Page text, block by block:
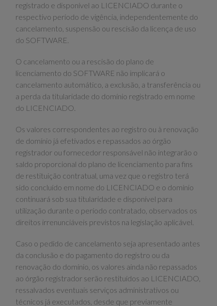
registrado e disponível ao LICENCIADO durante o
respectivo período de vigência, independentemente do
cancelamento, suspensão ou rescisão da licença de uso
do SOFTWARE.
O cancelamento ou a rescisão do plano de
licenciamento do SOFTWARE não implicará o
cancelamento automático, a exclusão, a transferência ou
a perda da titularidade do domínio registrado em nome
do LICENCIADO.
Os valores correspondentes ao registro ou à renovação
de domínio já efetivados e repassados ao órgão
registrador ou fornecedor responsável não integrarão o
saldo proporcional do plano de licenciamento para fins
de restituição contratual, uma vez que o registro terá
sido concluído em nome do LICENCIADO e o domínio
continuará sob sua titularidade e disponível para
utilização durante o período contratado, observados os
direitos irrenunciáveis previstos na legislação aplicável.
Caso o pedido de cancelamento seja apresentado antes
da conclusão e do pagamento do registro ou da
renovação do domínio, os valores ainda não repassados
ao órgão registrador serão restituídos ao LICENCIADO,
ressalvados eventuais serviços administrativos ou
técnicos já executados, desde que previamente